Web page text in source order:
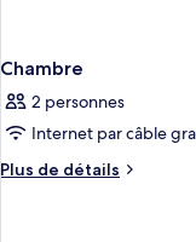
Chambre
2 personnes
Internet par câble
Plus de détails
Plus